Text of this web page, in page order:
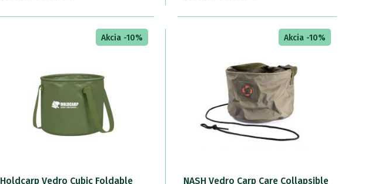
Akcia -10%
Holdcarp Vedro Cubic Foldable
Akcia -10%
NASH Vedro Carp Care Collapsible